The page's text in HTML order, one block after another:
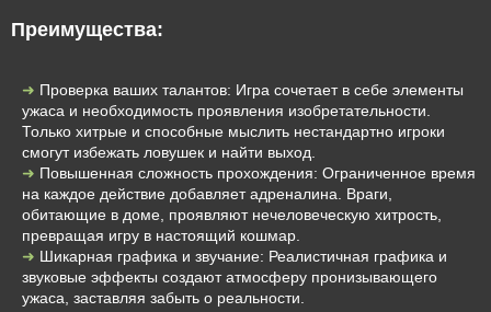
Преимущества:
Проверка ваших талантов: Игра сочетает в себе элементы
ужаса и необходимость проявления изобретательности.
Только хитрые и способные мыслить нестандартно игроки
смогут избежать ловушек и найти выход.
Повышенная сложность прохождения: Ограниченное время
на каждое действие добавляет адреналина. Враги,
обитающие в доме, проявляют нечеловеческую хитрость,
превращая игру в настоящий кошмар.
Шикарная графика и звучание: Реалистичная графика и
звуковые эффекты создают атмосферу пронизывающего
ужаса, заставляя забыть о реальности.